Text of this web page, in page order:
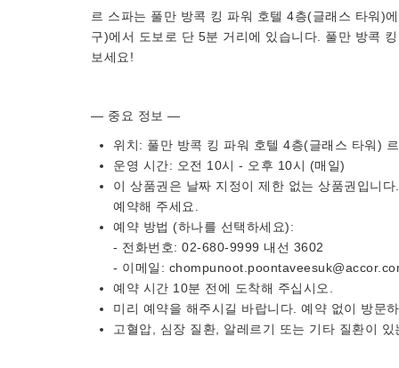
르 스파는 풀만 방콕 킹 파워 호텔 4층(글래스 타워)
구)에서 도보로 단 5분 거리에 있습니다. 풀만 방콕
보세요!
— 중요 정보 —
위치: 풀만 방콕 킹 파워 호텔 4층(글래스 타워)
운영 시간: 오전 10시 - 오후 10시 (매일)
이 상품권은 날짜 지정이 제한 없는 상품권입니
예약해 주세요.
예약 방법 (하나를 선택하세요):
- 전화번호: 02-680-9999 내선 3602
- 이메일:
예약 시간 10분 전에 도착해 주십시오.
미리 예약을 해주시길 바랍니다. 예약 없이 방문
고혈압, 심장 질환, 알레르기 또는 기타 질환이